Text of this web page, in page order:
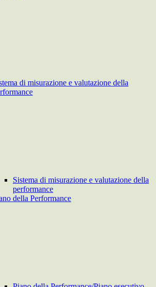
di misurazione e valutazione della
Sistema di misurazione e valutazione della
performance
della Performance